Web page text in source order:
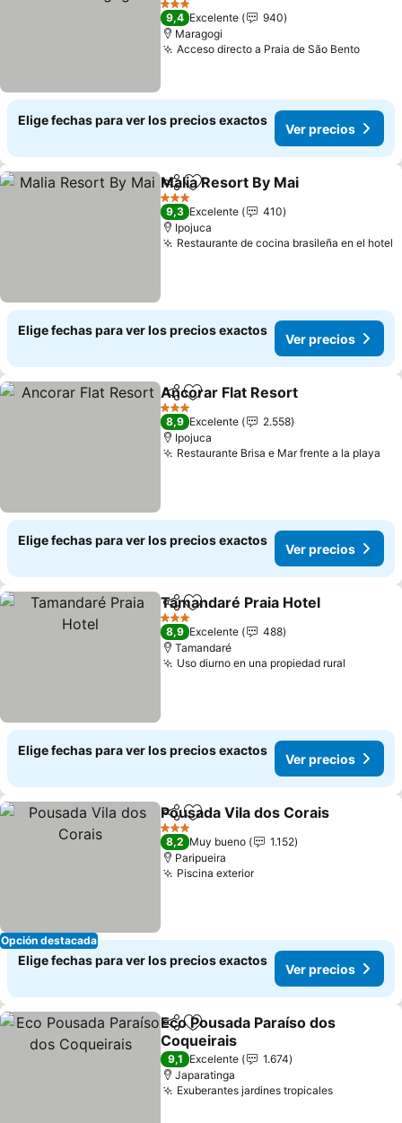
3 Estrellas
9,4 Excelente
940
Maragogi
Acceso directo a Praia de São Bento
Elige fechas para ver los precios exactos
Ver precios
CompartirAgregar a favoritos
Malia Resort By Mai
3 Estrellas
9,3 Excelente
410
Ipojuca
Restaurante de cocina brasileña en el hotel
Elige fechas para ver los precios exactos
Ver precios
CompartirAgregar a favoritos
Ancorar Flat Resort
3 Estrellas
8,9 Excelente
2.558
Ipojuca
Restaurante Brisa e Mar frente a la playa
Elige fechas para ver los precios exactos
Ver precios
Compartir
Agregar a favoritos
Tamandaré Praia Hotel
3 Estrellas
8,9 Excelente
488
Tamandaré
Uso diurno en una propiedad rural
Elige fechas para ver los precios exactos
Ver precios
Opción destacada
CompartirAgregar a favoritos
Pousada Vila dos Corais
3 Estrellas
8,2 Muy bueno
1.152
Paripueira
Piscina exterior
Elige fechas para ver los precios exactos
Ver precios
CompartirAgregar a favoritos
Eco Pousada Paraíso dos
Coqueirais
9,1 Excelente
1.674
Japaratinga
Exuberantes jardines tropicales